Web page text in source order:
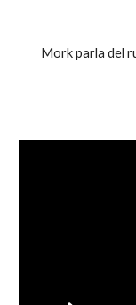
Mork parla del